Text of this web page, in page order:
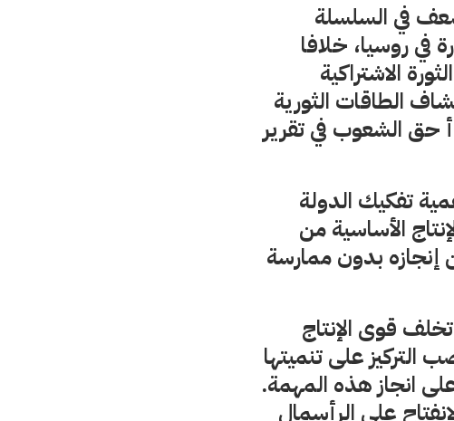
في السلسلة
في روسيا، خلافا
الاشتراكية
الطاقات الثورية
حق الشعوب في تقرير
تفكيك الدولة
الأساسية من
إنجازه بدون ممارسة
قوى الإنتاج
التركيز على تنميتها
انجاز هذه المهمة.
على الرأسمال